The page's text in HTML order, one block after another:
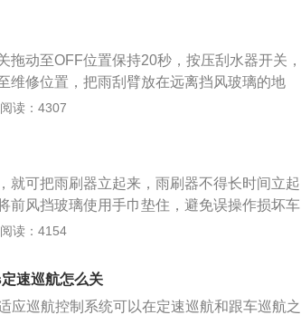
机不能启动。配备手动变速器的车辆在完全踩
空齿轮上。按动仪表板上的“启动”按钮，汽车
拖动至OFF位置保持20秒，按压刮水器开关，
维修位置，把雨刮臂放在远离挡风玻璃的地
部向外拉，然后把雨刮臂扔掉，把新雨刮接头
地固定在雨刮臂上。再一次按压刮水器手柄开
开点火开关，刮水器就会退出维修模式，自动
将雨刮器提起到远离玻璃雨刮片的位置，稍用
分开。把新雨刮上的接头插入雨刮臂的槽中，
雨刷安装在通风窗玻璃上。
阅读：4307
就可把雨刷器立起来，雨刷器不得长时间立起
前风挡玻璃使用手巾垫住，避免误操作损坏车
以叫做刮水器，通过它来清洁车辆的前风挡玻
可以把玻璃擦拭的很干净。可以为机动车驾驶
辆在道路上行驶的行车安全性。
阅读：4154
速巡航怎么关
应巡航控制系统可以在定速巡航和跟车巡航之